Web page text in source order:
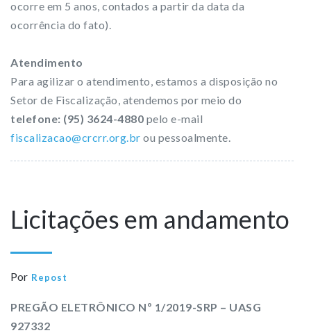
ocorre em 5 anos, contados a partir da data da
ocorrência do fato).
Atendimento
Para agilizar o atendimento, estamos a disposição no
Setor de Fiscalização, atendemos por meio do
telefone: (95) 3624-4880 pelo e-mail
fiscalizacao@crcrr.org.br ou pessoalmente.
Licitações em andamento
Por Repost
PREGÃO ELETRÔNICO Nº 1/2019-SRP – UASG
927332